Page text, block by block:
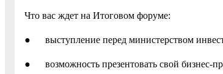
Что вас ждет на Итоговом форуме:
● выступление перед министерством
● возможность презентовать свой бизнес-